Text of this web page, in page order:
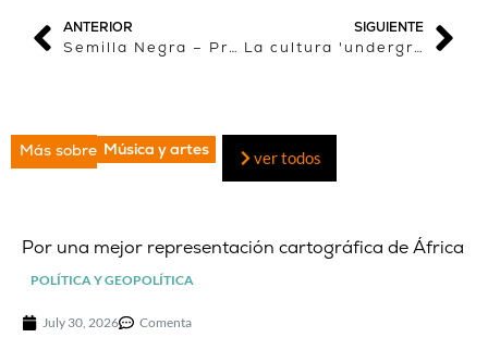
ANTERIOR
Semilla Negra – Programa 24: El nuevo ministro de la africanía
SIGUIENTE
La cultura 'underground' egipcia, vista desde el cine
Más sobre Música y artes ver todos
Por una mejor representación cartográfica de África
POLÍTICA Y GEOPOLÍTICA
July 30, 2026 Comenta